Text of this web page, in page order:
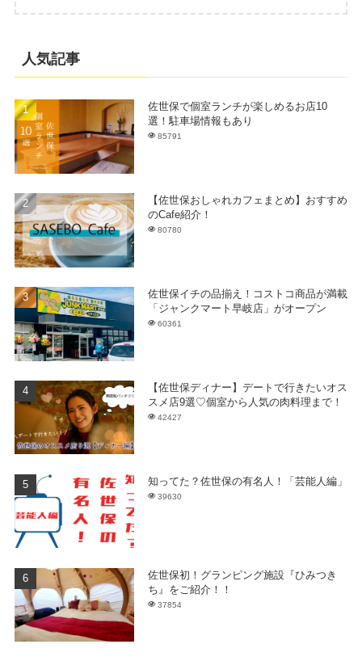
人気記事
佐世保で個室ランチが楽しめるお店10
選！駐車場情報もあり
85791
【佐世保おしゃれカフェまとめ】おすすめ
のCafe紹介！
80780
佐世保イチの品揃え！コストコ商品が満載
「ジャンクマート早岐店」がオープン
60361
【佐世保ディナー】デートで行きたいオス
スメ店9選♡個室から人気の肉料理まで！
42427
知ってた？佐世保の有名人！「芸能人編」
39630
佐世保初！グランピング施設『ひみつき
ち』をご紹介！！
37854